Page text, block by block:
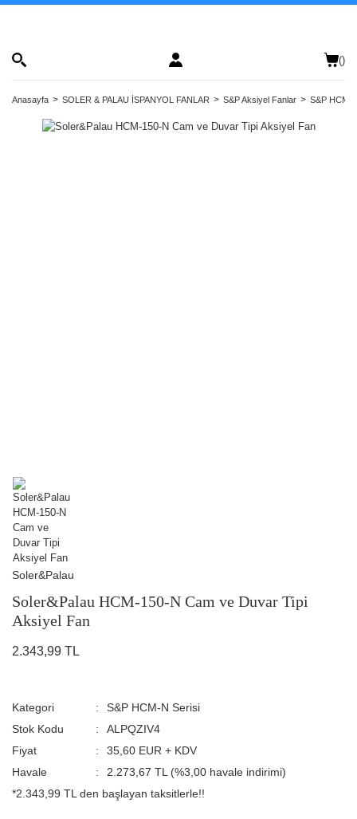
()
Anasayfa SOLER & PALAU İSPANYOL FANLAR S&P Aksiyel Fanlar S&P HCM-
Soler&Palau
Soler&Palau HCM-150-N Cam ve Duvar Tipi
Aksiyel Fan
2.343,99 TL
Kategori
S&P HCM-N Serisi
Stok Kodu
ALPQZIV4
Fiyat
35,60 EUR + KDV
Havale
2.273,67 TL (%3,00 havale indirimi)
*2.343,99 TL den başlayan taksitlerle!!